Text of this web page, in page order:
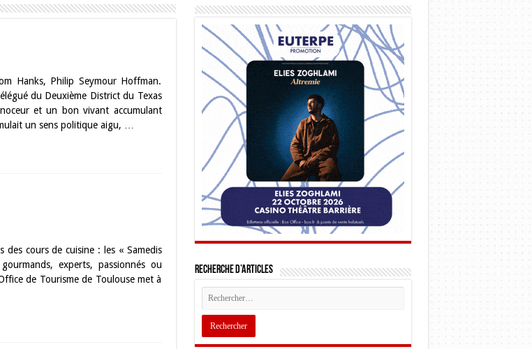
Hanks, Philip Seymour Hoffman.
du Deuxième District du Texas
et un bon vivant accumulant
un sens politique aigu, …
des cours de cuisine : les « Samedis
experts, passionnés ou
de Tourisme de Toulouse met à
Recherche d’articles